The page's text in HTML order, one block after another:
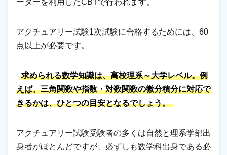
アクチュアリー試験1次試験に合格するためには、60
点以上が必要です。
求められる数学知識は、高校理系～大学レベル。例
えば、三角関数や指数・対数関数の微分積分に対応で
きるかは、ひとつの目安となるでしょう。
アクチュアリー試験受験者の多くは自然と理系学部出
身者がほとんどですが、必ずしも数学科出身である必